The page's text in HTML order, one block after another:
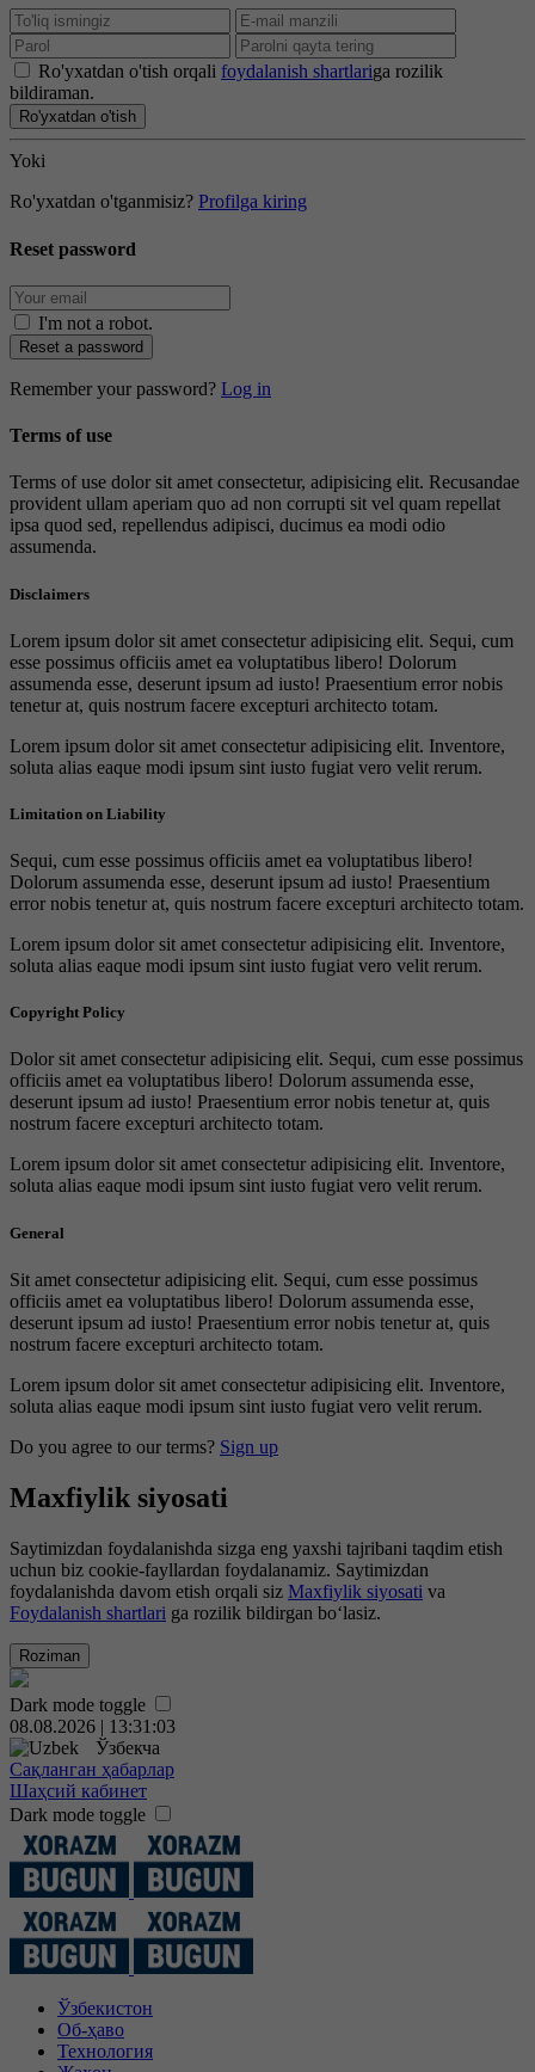
Ro'yxatdan o'tish orqali foydalanish shartlariga rozilik
bildiraman.
Ro'yxatdan o'tish
Yoki
Ro'yxatdan o'tganmisiz? Profilga kiring
Reset password
I'm not a robot.
Reset a password
Remember your password? Log in
Terms of use
Terms of use dolor sit amet consectetur, adipisicing elit. Recusandae
provident ullam aperiam quo ad non corrupti sit vel quam repellat
ipsa quod sed, repellendus adipisci, ducimus ea modi odio
assumenda.
Disclaimers
Lorem ipsum dolor sit amet consectetur adipisicing elit. Sequi, cum
esse possimus officiis amet ea voluptatibus libero! Dolorum
assumenda esse, deserunt ipsum ad iusto! Praesentium error nobis
tenetur at, quis nostrum facere excepturi architecto totam.
Lorem ipsum dolor sit amet consectetur adipisicing elit. Inventore,
soluta alias eaque modi ipsum sint iusto fugiat vero velit rerum.
Limitation on Liability
Sequi, cum esse possimus officiis amet ea voluptatibus libero!
Dolorum assumenda esse, deserunt ipsum ad iusto! Praesentium
error nobis tenetur at, quis nostrum facere excepturi architecto totam.
Lorem ipsum dolor sit amet consectetur adipisicing elit. Inventore,
soluta alias eaque modi ipsum sint iusto fugiat vero velit rerum.
Copyright Policy
Dolor sit amet consectetur adipisicing elit. Sequi, cum esse possimus
officiis amet ea voluptatibus libero! Dolorum assumenda esse,
deserunt ipsum ad iusto! Praesentium error nobis tenetur at, quis
nostrum facere excepturi architecto totam.
Lorem ipsum dolor sit amet consectetur adipisicing elit. Inventore,
soluta alias eaque modi ipsum sint iusto fugiat vero velit rerum.
General
Sit amet consectetur adipisicing elit. Sequi, cum esse possimus
officiis amet ea voluptatibus libero! Dolorum assumenda esse,
deserunt ipsum ad iusto! Praesentium error nobis tenetur at, quis
nostrum facere excepturi architecto totam.
Lorem ipsum dolor sit amet consectetur adipisicing elit. Inventore,
soluta alias eaque modi ipsum sint iusto fugiat vero velit rerum.
Do you agree to our terms? Sign up
Maxfiylik siyosati
Saytimizdan foydalanishda sizga eng yaxshi tajribani taqdim etish
uchun biz cookie-fayllardan foydalanamiz. Saytimizdan
foydalanishda davom etish orqali siz Maxfiylik siyosati va
Foydalanish shartlari ga rozilik bildirgan bo‘lasiz.
Roziman
Dark mode toggle
08.08.2026 | 13:31:03
Ўзбекча
Сақланган ҳабарлар
Шаҳсий кабинет
Dark mode toggle
Ўзбекистон
Об-ҳаво
Технология